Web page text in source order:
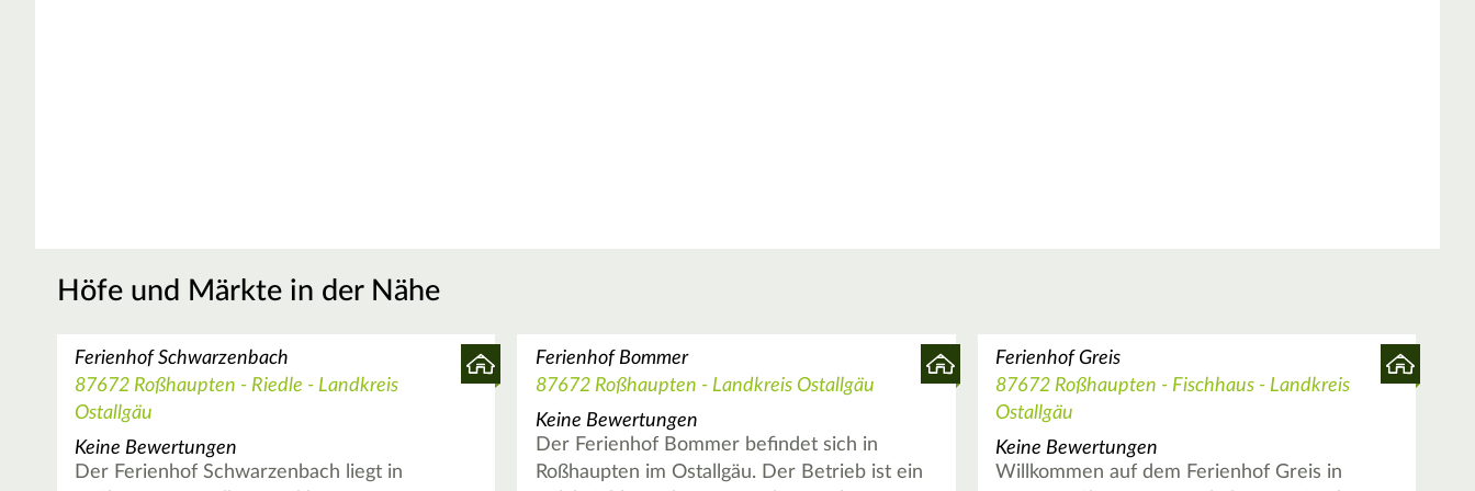
Höfe und Märkte in der Nähe
Ferienhof Schwarzenbach
87672 Roßhaupten - Riedle - Landkreis
Ostallgäu
Keine Bewertungen
Der Ferienhof Schwarzenbach liegt in
Ferienhof Bommer
87672 Roßhaupten - Landkreis Ostallgäu
Keine Bewertungen
Der Ferienhof Bommer befindet sich in
Roßhaupten im Ostallgäu. Der Betrieb ist ein
Ferienhof Greis
87672 Roßhaupten - Fischhaus - Landkreis
Ostallgäu
Keine Bewertungen
Willkommen auf dem Ferienhof Greis in